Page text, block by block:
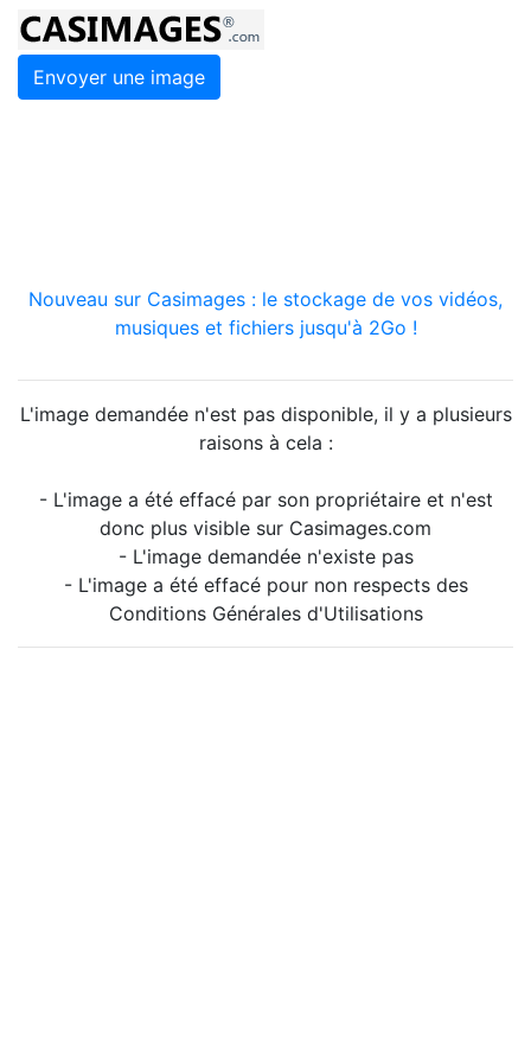
Envoyer une image
Nouveau sur Casimages : le stockage de vos vidéos,
musiques et fichiers jusqu'à 2Go !
L'image demandée n'est pas disponible, il y a plusieurs
raisons à cela :
- L'image a été effacé par son propriétaire et n'est
donc plus visible sur Casimages.com
- L'image demandée n'existe pas
- L'image a été effacé pour non respects des
Conditions Générales d'Utilisations